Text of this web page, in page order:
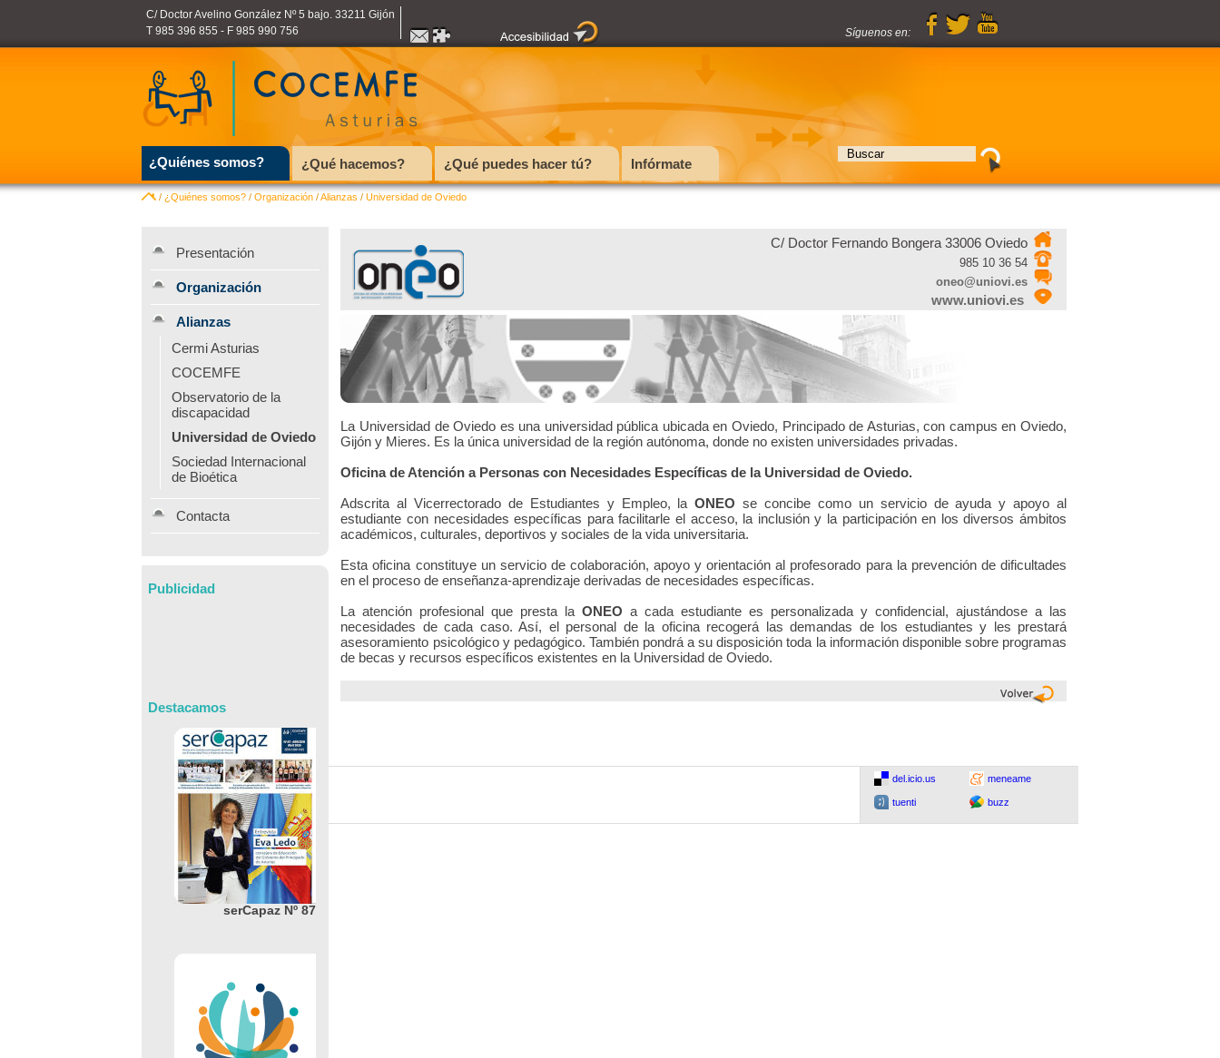
C/ Doctor Avelino González Nº 5 bajo. 33211 Gijón
T 985 396 855 - F 985 990 756
Síguenos en:
¿Quiénes somos? ¿Qué hacemos? ¿Qué puedes hacer tú? Infórmate
/ ¿Quiénes somos? / Organización /Alianzas / Universidad de Oviedo
Presentación
Organización
Alianzas
Cermi Asturias
COCEMFE
Observatorio de la
discapacidad
Universidad de Oviedo
Sociedad Internacional
de Bioética
Contacta
Publicidad
Destacamos
serCapaz Nº 87
C/ Doctor Fernando Bongera 33006 Oviedo
985 10 36 54
oneo@uniovi.es
www.uniovi.es
La Universidad de Oviedo es una universidad pública ubicada en Oviedo, Principado de Asturias, con campus en Oviedo,
Gijón y Mieres. Es la única universidad de la región autónoma, donde no existen universidades privadas.
Oficina de Atención a Personas con Necesidades Específicas de la Universidad de Oviedo.
Adscrita al Vicerrectorado de Estudiantes y Empleo, laONEO se concibe como un servicio de ayuda y apoyo al
estudiante con necesidades específicas para facilitarle el acceso, la inclusión y la participación en los diversos ámbitos
académicos, culturales, deportivos y sociales de la vida universitaria.
Esta oficina constituye un servicio de colaboración, apoyo y orientación al profesorado para la prevención de dificultades
en el proceso de enseñanza-aprendizaje derivadas de necesidades específicas.
La atención profesional que presta laONEO a cada estudiante es personalizada y confidencial, ajustándose a las
necesidades de cada caso. Así, el personal de la oficina recogerá las demandas de los estudiantes y les prestará
asesoramiento psicológico y pedagógico. También pondrá a su disposición toda la información disponible sobre programas
de becas y recursos específicos existentes en la Universidad de Oviedo.
del.icio.us meneame
tuenti buzz